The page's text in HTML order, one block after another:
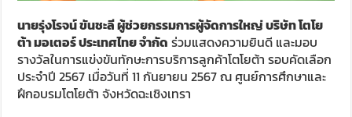
นายรุ่งโรจน์ ขันชะลี ผู้ช่วยกรรมการผู้จัดการใหญ่ บริษัท โตโย
ต้า มอเตอร์ ประเทศไทย จำกัด ร่วมแสดงความยินดี และมอบ
รางวัลในการแข่งขันทักษะการบริการลูกค้าโตโยต้า รอบคัดเลือก
ประจำปี 2567 เมื่อวันที่ 11 กันยายน 2567 ณ ศูนย์การศึกษาและ
ฝึกอบรมโตโยต้า จังหวัดฉะเชิงเทรา